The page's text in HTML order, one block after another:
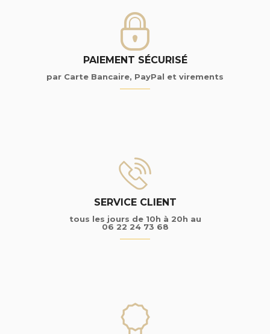
PAIEMENT SÉCURISÉ
par Carte Bancaire, PayPal et virements
SERVICE CLIENT
tous les jours de 10h à 20h au
06 22 24 73 68